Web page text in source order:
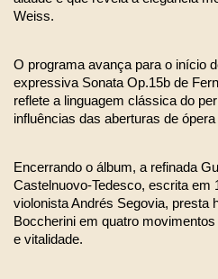
Weiss.
O programa avança para o início
expressiva Sonata Op.15b de
reflete a linguagem clássica do
influências das aberturas de
Encerrando o álbum, a refinada
Castelnuovo-Tedesco, escrita em
violonista Andrés Segovia, presta
Boccherini em quatro
e vitalidade.